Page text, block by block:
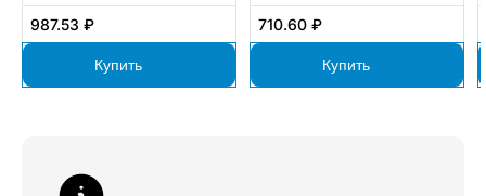
987.53 ₽
Купить
710.60 ₽
Купить